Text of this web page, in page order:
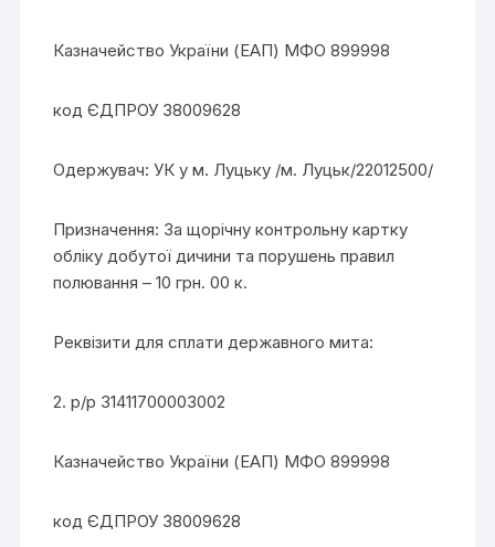
Казначейство України (ЕАП) МФО 899998
код ЄДПРОУ 38009628
Одержувач: УК у м. Луцьку /м. Луцьк/22012500/
Призначення: За щорічну контрольну картку
обліку добутої дичини та порушень правил
полювання – 10 грн. 00 к.
Реквізити для сплати державного мита:
2. р/р 31411700003002
Казначейство України (ЕАП) МФО 899998
код ЄДПРОУ 38009628